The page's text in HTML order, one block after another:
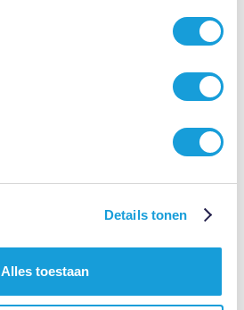
Details tonen
Alles toestaan